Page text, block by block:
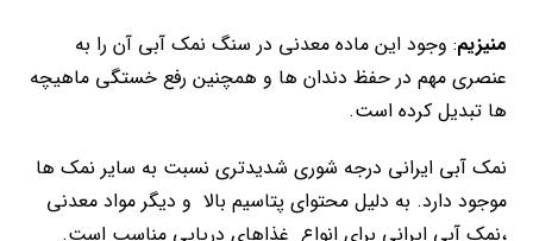
منیزیم: وجود این ماده معدنی در سنگ نمک آبی آن را به
عنصری مهم در حفظ دندان ها و همچنین رفع خستگی ماهیچه
ها تبدیل کرده است.
نمک آبی ایرانی درجه شوری شدیدتری نسبت به سایر نمک ها
موجود دارد. به دلیل محتوای پتاسیم بالا و دیگر مواد معدنی
،نمک آبی ایرانی برای انواع غذاهای دریایی مناسب است.